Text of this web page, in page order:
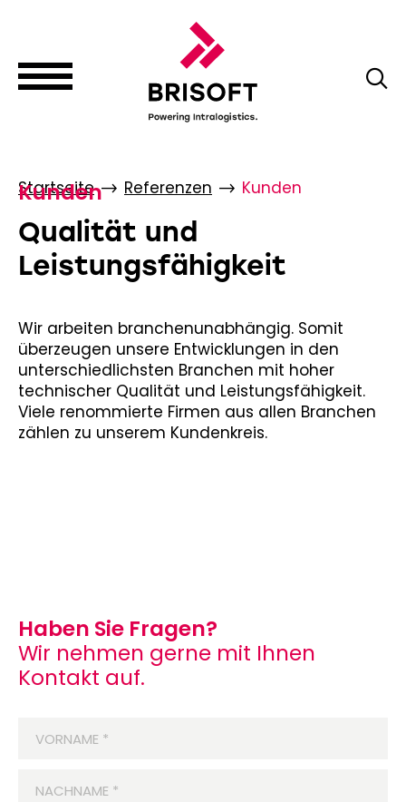
Startseite Referenzen Kunden
Kunden
Qualität und
Leistungsfähigkeit
Wir arbeiten branchenunabhängig. Somit
überzeugen unsere Entwicklungen in den
unterschiedlichs­ten Branchen mit hoher
technischer Qualität und Leistungsfähigkeit.
Viele renommierte Firmen aus allen Branchen
zählen zu unserem Kundenkreis.
Haben Sie Fragen?
Wir nehmen gerne mit Ihnen
Kontakt auf.
VORNAME *
NACHNAME *